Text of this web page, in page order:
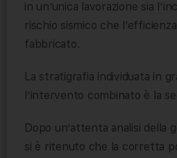
in un’unica lavorazione sia
rischio sismico che
fabbricato.
La stratigrafia individuata in
l’intervento combinato è la
Dopo un’attenta analisi della
si è ritenuto che la corretta